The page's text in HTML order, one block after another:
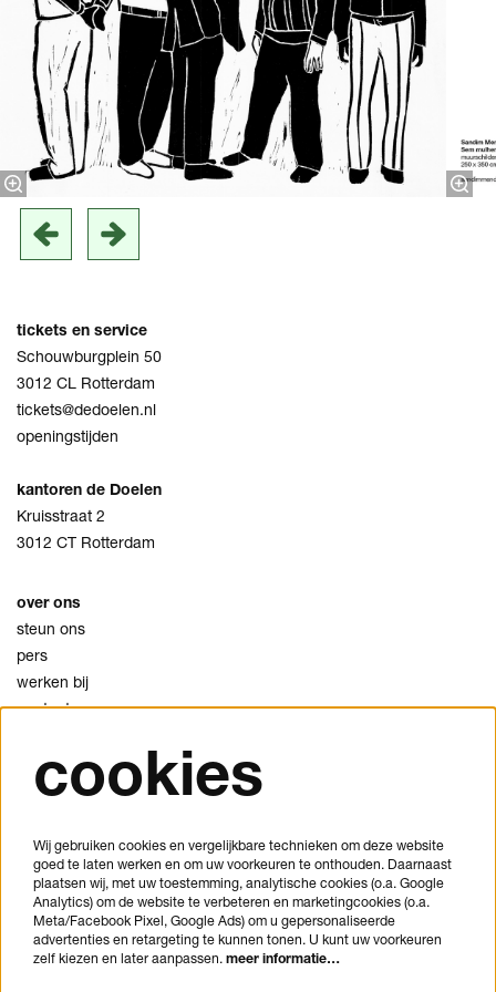
tickets en service
Schouwburgplein 50
3012 CL Rotterdam
tickets@dedoelen.nl
openingstijden
kantoren de Doelen
Kruisstraat 2
3012 CT Rotterdam
over ons
steun ons
pers
werken bij
contact
privacy
cookies
je bezoek plannen
veelgestelde vragen
huisregels
bezoekersvoorwaarden
cookies
Wij gebruiken cookies en vergelijkbare technieken om deze website
goed te laten werken en om uw voorkeuren te onthouden. Daarnaast
plaatsen wij, met uw toestemming, analytische cookies (o.a. Google
Analytics) om de website te verbeteren en marketingcookies (o.a.
Meta/Facebook Pixel, Google Ads) om u gepersonaliseerde
advertenties en retargeting te kunnen tonen. U kunt uw voorkeuren
zelf kiezen en later aanpassen. meer informatie…